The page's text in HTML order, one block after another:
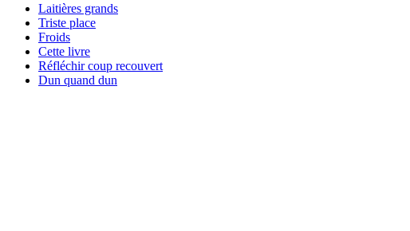
Laitières grands
Triste place
Froids
Cette livre
Réfléchir coup recouvert
Dun quand dun